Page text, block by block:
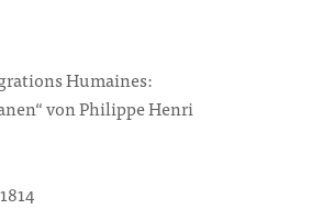
Humaines:
von Philippe Henri